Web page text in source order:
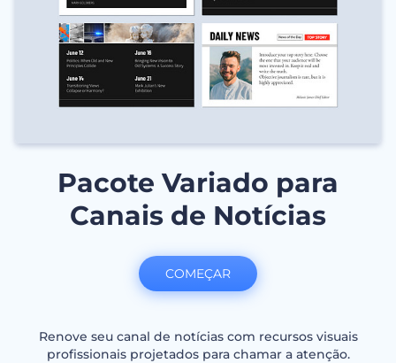
Pacote Variado para
Canais de Notícias
Renove seu canal de notícias com recursos visuais
profissionais projetados para chamar a atenção.
COMEÇAR